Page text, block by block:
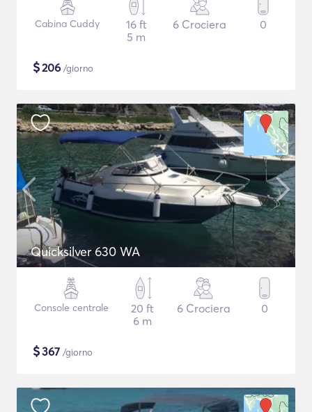
Cabina Cuddy
16 ft
5 m
6 Crociera 0
$206 /giorno
Quicksilver 630 WA
Console centrale
20 ft
6 m
6 Crociera 0
$367 /giorno